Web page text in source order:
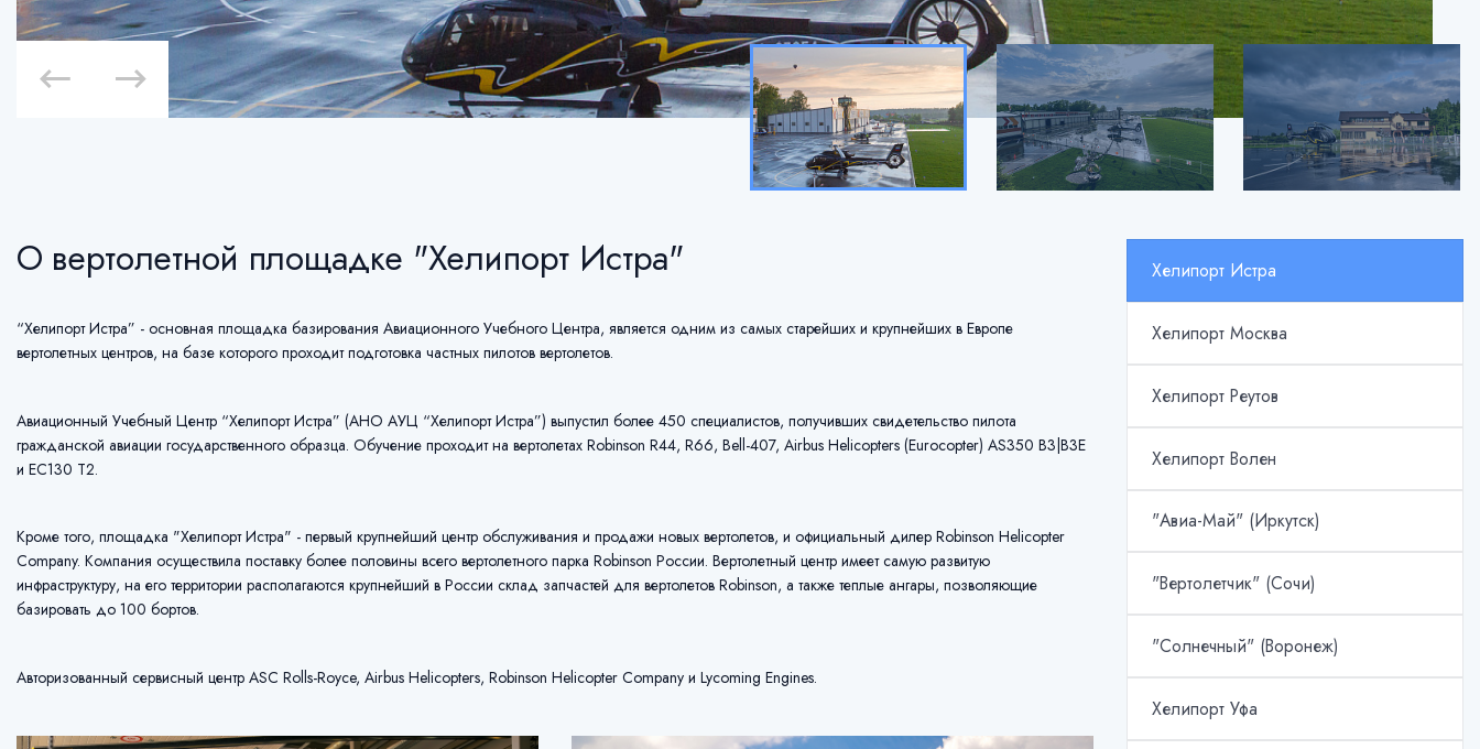
Хелипорт Истра
Хелипорт Москва
Хелипорт Реутов
Хелипорт Волен
"Авиа-Май" (Иркутск)
"Вертолетчик" (Сочи)
"Солнечный" (Воронеж)
Хелипорт Уфа
О вертолетной площадке "Хелипорт Истра"
“Хелипорт Истра” - основная площадка базирования Авиационного Учебного Центра, является одним из самых старейших и крупнейших в Европе
вертолетных центров, на базе которого проходит подготовка частных пилотов вертолетов.
Авиационный Учебный Центр “Хелипорт Истра” (АНО АУЦ “Хелипорт Истра”) выпустил более 450 специалистов, получивших свидетельство пилота
гражданской авиации государственного образца. Обучение проходит на вертолетах Robinson R44, R66, Bell-407, Airbus Helicopters (Eurocopter) AS350 B3|B3E
и EC130 Т2.
Кроме того, площадка "Хелипорт Истра" - первый крупнейший центр обслуживания и продажи новых вертолетов, и официальный дилер Robinson Helicopter
Company. Компания осуществила поставку более половины всего вертолетного парка Robinson России. Вертолетный центр имеет самую развитую
инфраструктуру, на его территории располагаются крупнейший в России склад запчастей для вертолетов Robinson, а также теплые ангары, позволяющие
базировать до 100 бортов.
Авторизованный сервисный центр ASC Rolls-Royce, Airbus Helicopters, Robinson Helicopter Company и Lycoming Engines.